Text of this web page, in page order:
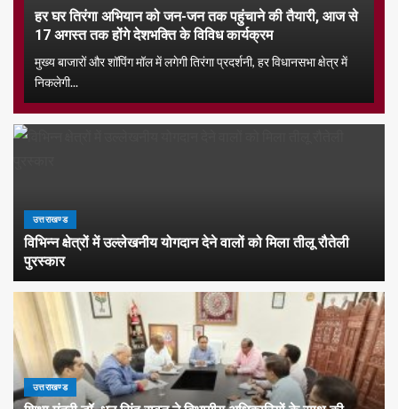
हर घर तिरंगा अभियान को जन-जन तक पहुंचाने की तैयारी, आज से
17 अगस्त तक होंगे देशभक्ति के विविध कार्यक्रम
मुख्य बाजारों और शॉपिंग मॉल में लगेगी तिरंगा प्रदर्शनी, हर विधानसभा क्षेत्र में
निकलेगी...
उत्तराखण्ड
विभिन्न क्षेत्रों में उल्लेखनीय योगदान देने वालों को मिला तीलू रौतेली
पुरस्कार
उत्तराखण्ड